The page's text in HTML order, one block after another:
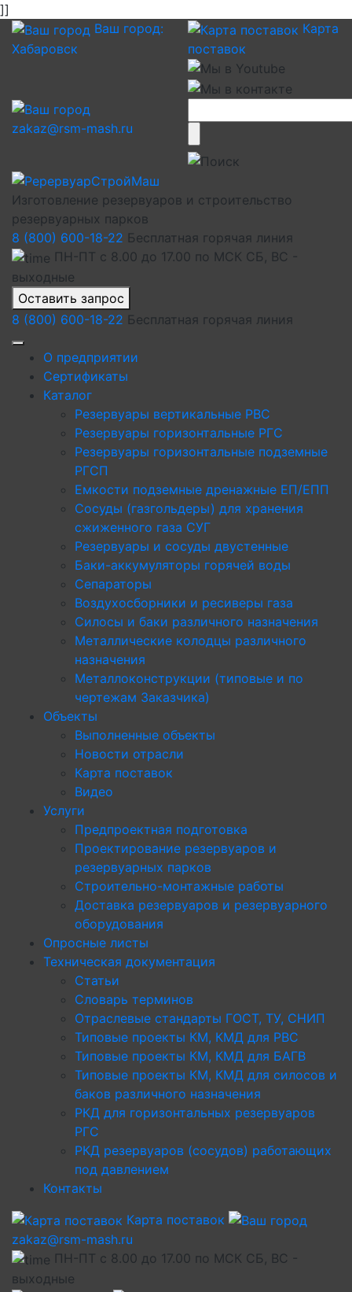
]]
Ваш город:
Хабаровск
Карта
поставок
zakaz@rsm-mash.ru
Изготовление резервуаров и строительство
резервуарных парков
8 (800) 600-18-22 Бесплатная горячая линия
ПН-ПТ с 8.00 до 17.00 по МСК СБ, ВС -
выходные
Оставить запрос
8 (800) 600-18-22 Бесплатная горячая линия
О предприятии
Сертификаты
Каталог
Резервуары вертикальные РВС
Резервуары горизонтальные РГС
Резервуары горизонтальные подземные
РГСП
Емкости подземные дренажные ЕП/ЕПП
Сосуды (газгольдеры) для хранения
сжиженного газа СУГ
Резервуары и сосуды двустенные
Баки-аккумуляторы горячей воды
Сепараторы
Воздухосборники и ресиверы газа
Силосы и баки различного назначения
Металлические колодцы различного
назначения
Металлоконструкции (типовые и по
чертежам Заказчика)
Объекты
Выполненные объекты
Новости отрасли
Карта поставок
Видео
Услуги
Предпроектная подготовка
Проектирование резервуаров и
резервуарных парков
Строительно-монтажные работы
Доставка резервуаров и резервуарного
оборудования
Опросные листы
Техническая документация
Статьи
Словарь терминов
Отраслевые стандарты ГОСТ, ТУ, СНИП
Типовые проекты КМ, КМД для РВС
Типовые проекты КМ, КМД для БАГВ
Типовые проекты КМ, КМД для силосов и
баков различного назначения
РКД для горизонтальных резервуаров
РГС
РКД резервуаров (сосудов) работающих
под давлением
Контакты
Карта поставок
zakaz@rsm-mash.ru
ПН-ПТ с 8.00 до 17.00 по МСК СБ, ВС -
выходные